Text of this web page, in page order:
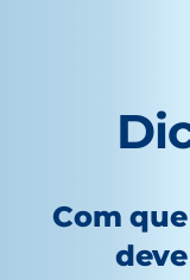
Com